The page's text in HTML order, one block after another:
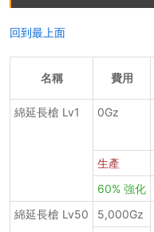
回到最上面
名稱 費用
綿延長槍 Lv1
0Gz
生產
60% 強化
綿延長槍 Lv50
5,000Gz